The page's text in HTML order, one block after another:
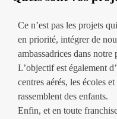
Ce n’est pas les projets
en priorité, intégrer de
ambassadrices dans
L’objectif est également
centres aérés, les écoles
rassemblent des enfants.
Enfin, et en toute